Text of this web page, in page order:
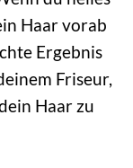
Haar vorab
Ergebnis
Friseur,
Haar zu